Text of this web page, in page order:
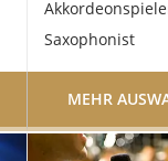
Saxophonist
MEHR